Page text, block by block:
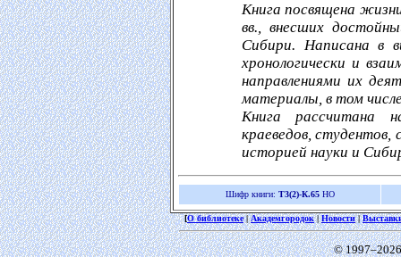
Книга посвящена
вв., внесших
Сибири. Написана в
хронологически и
направлениями их
материалы, в том
Книга рассчитана
краеведов, студентов,
историей науки и
Шифр книги: Т3(2)-К.65НО
[О библиотеке|Академгородок|Новости|
©